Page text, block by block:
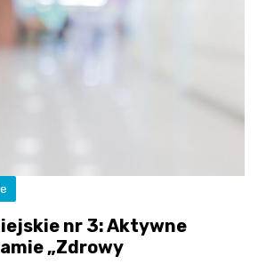
nr 3: Aktywne
„Zdrowy